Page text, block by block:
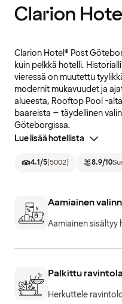
Clarion
Clarion Hotel® Post
kuin pelkkä hotelli.
vieressä on muutettu
modernit mukavuudet ja
alueesta, Rooftop Pool -
baareista – täydellinen
Göteborgissa.
Lue lisää hotellista
4.1/5(5002) 8.9/10
Aamiainen
Aamiainen
Palkittu ravintola
Herkuttele